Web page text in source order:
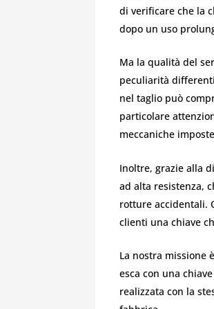
di verificare che la
dopo un uso
Ma la qualità del
peculiarità
nel taglio può
particolare
meccaniche
Inoltre, grazie alla
ad alta resistenza,
rotture accidentali.
clienti una chiave
La nostra missione
esca con una
realizzata con la